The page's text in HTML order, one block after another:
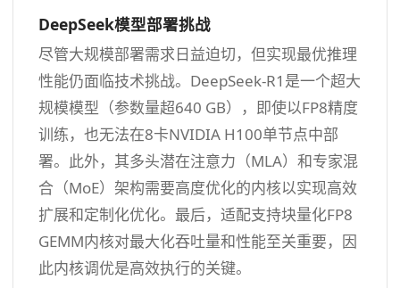
DeepSeek模型部署挑战
尽管大规模部署需求日益迫切，但实现最优推理
性能仍面临技术挑战。DeepSeek-R1是一个超大
规模模型（参数量超640 GB），即使以FP8精度
训练，也无法在8卡NVIDIA H100单节点中部
署。此外，其多头潜在注意力（MLA）和专家混
合（MoE）架构需要高度优化的内核以实现高效
扩展和定制化优化。最后，适配支持块量化FP8
GEMM内核对最大化吞吐量和性能至关重要，因
此内核调优是高效执行的关键。